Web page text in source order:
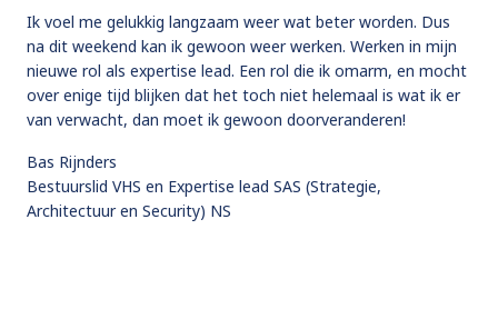
Ik voel me gelukkig langzaam weer wat beter worden. Dus
na dit weekend kan ik gewoon weer werken. Werken in mijn
nieuwe rol als expertise lead. Een rol die ik omarm, en mocht
over enige tijd blijken dat het toch niet helemaal is wat ik er
van verwacht, dan moet ik gewoon doorveranderen!
Bas Rijnders
Bestuurslid VHS en Expertise lead SAS (Strategie,
Architectuur en Security) NS